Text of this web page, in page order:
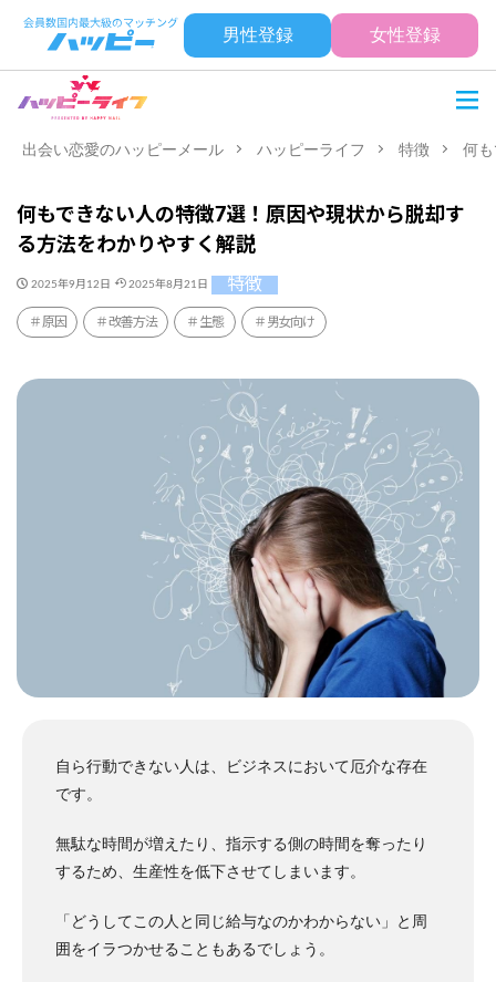
男性登録 女性登録
出会い恋愛のハッピーメール ハッピーライフ 特徴 何
何もできない人の特徴7選！原因や現状から脱却す
る方法をわかりやすく解説
2025年9月12日 2025年8月21日 特徴
原因 改善方法 生態 男女向け
自ら行動できない人は、ビジネスにおいて厄介な存在
です。
無駄な時間が増えたり、指示する側の時間を奪ったり
するため、生産性を低下させてしまいます。
「どうしてこの人と同じ給与なのかわからない」と周
囲をイラつかせることもあるでしょう。